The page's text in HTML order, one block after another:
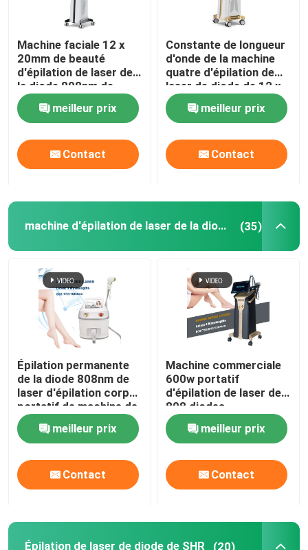
machine d'épilation de chargement initial
Machine partielle de laser de CO2
Machine de nettoyage de Hydrafacial
Machine de laser de picoseconde
équipement multifonctionnel de beauté
Machine faciale 12 x
20mm de beauté
d'épilation de laser de
la diode 808nm de
dames
meilleur prix
Contact
Constante de longueur
d'onde de la machine
quatre d'épilation de
laser de diode de 12 x
de 35mm pour 808nm à
la maisonmeilleur prix
Contact
machine d'épilation de laser de la diode 808nm (35)
Épilation permanente
de la diode 808nm de
laser d'épilation corps
portatif de machine de
plein
meilleur prix
Contact
Machine commerciale
600w portatif
d'épilation de laser de
808 diodes
meilleur prix
Contact
Épilation de laser de diode de SHR (20)